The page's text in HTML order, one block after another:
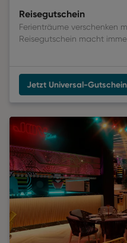
Reisegutschein
Ferienträume verschenken
Reisegutschein macht
Jetzt Universal-